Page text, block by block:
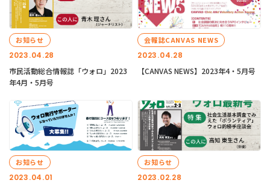
2023.04.28
お知らせ
市民活動総合情報誌「ウォロ」2023
年4月・5月号
2023.04.28
会報誌CANVAS NEWS
【CANVAS NEWS】2023年4・5月号
2023.04.01
お知らせ
2023.02.28
お知らせ